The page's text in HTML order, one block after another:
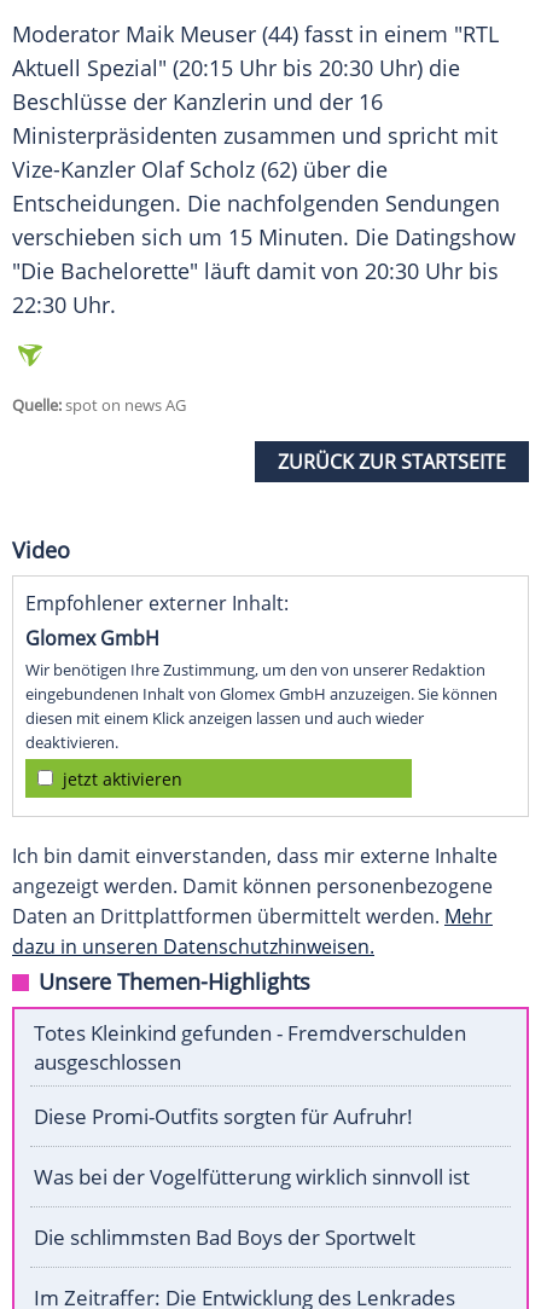
Moderator Maik Meuser (44) fasst in einem "RTL
Aktuell Spezial" (20:15 Uhr bis 20:30 Uhr) die
Beschlüsse der Kanzlerin und der 16
Ministerpräsidenten zusammen und spricht mit
Vize-Kanzler Olaf Scholz (62) über die
Entscheidungen. Die nachfolgenden Sendungen
verschieben sich um 15 Minuten. Die Datingshow
"Die Bachelorette" läuft damit von 20:30 Uhr bis
22:30 Uhr.
Quelle:spot on news AG
ZURÜCK ZUR STARTSEITE
Video
Empfohlener externer Inhalt:
Glomex GmbH
Wir benötigen Ihre Zustimmung, um den von unserer Redaktion
eingebundenen Inhalt von Glomex GmbH anzuzeigen. Sie können
diesen mit einem Klick anzeigen lassen und auch wieder
deaktivieren.
jetzt aktivieren
Ich bin damit einverstanden, dass mir externe Inhalte
angezeigt werden. Damit können personenbezogene
Daten an Drittplattformen übermittelt werden. Mehr
dazu in unseren Datenschutzhinweisen.
Unsere Themen-Highlights
Totes Kleinkind gefunden - Fremdverschulden
ausgeschlossen
Diese Promi-Outfits sorgten für Aufruhr!
Was bei der Vogelfütterung wirklich sinnvoll ist
Die schlimmsten Bad Boys der Sportwelt
Im Zeitraffer: Die Entwicklung des Lenkrades